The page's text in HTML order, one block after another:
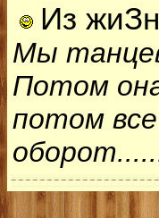
Из
Мы
Потом
потом